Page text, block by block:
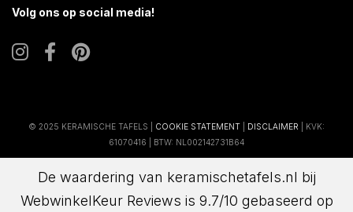
Volg ons op social media!
© 2025 KERAMISCHE TAFELS | COOKIE STATEMENT DISCLAIMER | KVK:
61070416 | BTW: NL002142731B64
De waardering van keramischetafels.nl bij
WebwinkelKeur Reviews is 9.7/10 gebaseerd op